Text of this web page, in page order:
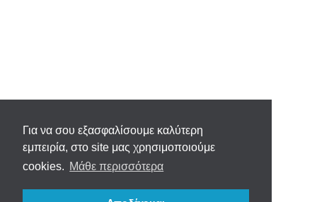
Για να σου εξασφαλίσουμε καλύτερη
εμπειρία, στο site μας χρησιμοποιούμε
cookies. Μάθε περισσότερα